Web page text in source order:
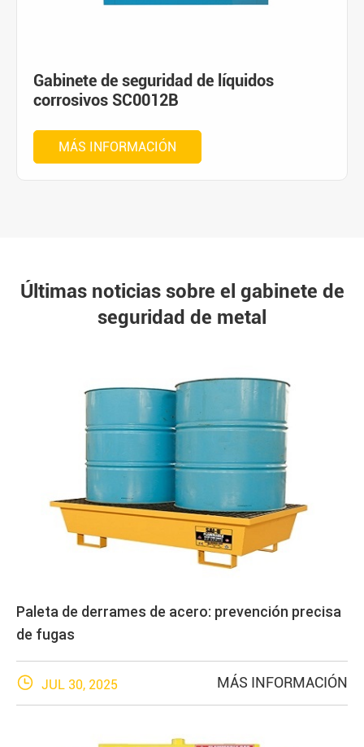
Gabinete de seguridad de líquidos
corrosivos SC0012B
MÁS INFORMACIÓN
Últimas noticias sobre el gabinete de
seguridad de metal
Paleta de derrames de acero: prevención precisa
de fugas
 JUL 30, 2025 MÁS INFORMACIÓN